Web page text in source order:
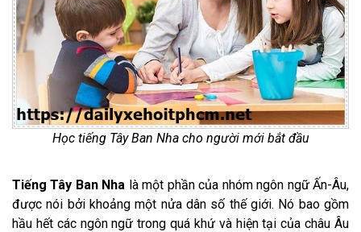
Học tiếng Tây Ban Nha cho người mới bắt đầu
Tiếng Tây Ban Nha là một phần của nhóm ngôn ngữ Ấn-Âu,
được nói bởi khoảng một nửa dân số thế giới. Nó bao gồm
hầu hết các ngôn ngữ trong quá khứ và hiện tại của châu Âu